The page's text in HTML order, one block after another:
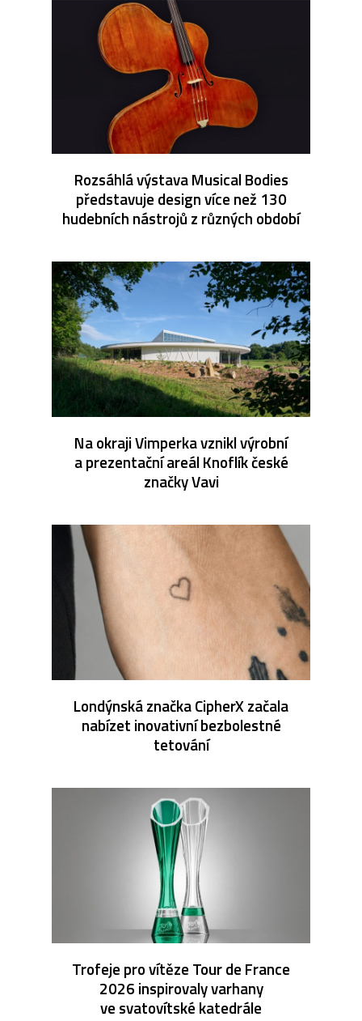
Rozsáhlá výstava Musical Bodies
představuje design více než 130
hudebních nástrojů z různých období
Na okraji Vimperka vznikl výrobní
a prezentační areál Knoflík české
značky Vavi
Londýnská značka CipherX začala
nabízet inovativní bezbolestné
tetování
Trofeje pro vítěze Tour de France
2026 inspirovaly varhany
ve svatovítské katedrále